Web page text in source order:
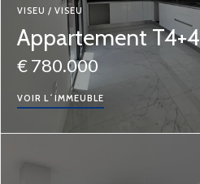
VISEU / VISEU
Appartement T4+4
€ 780.000
VOIR L´IMMEUBLE